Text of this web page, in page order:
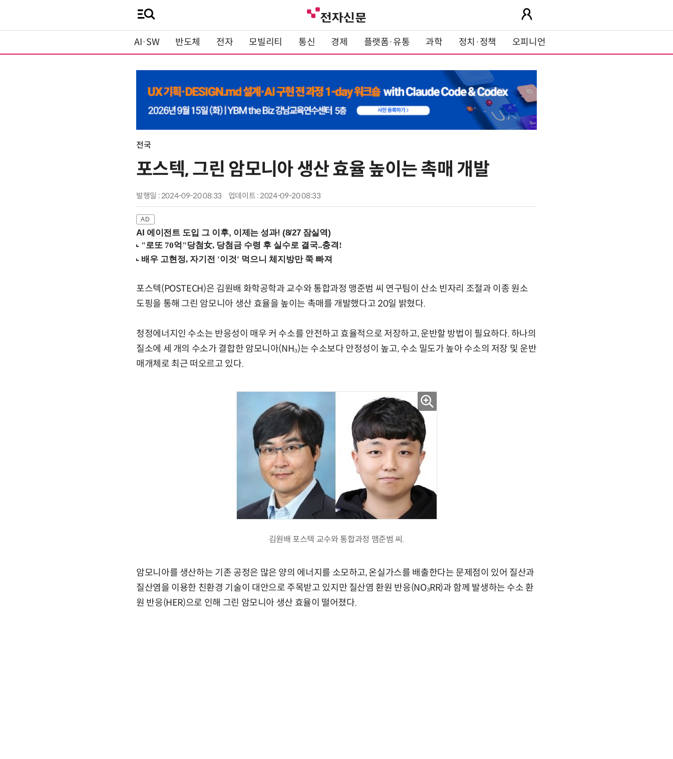
AI·SW 반도체 전자 모빌리티 통신 경제 플랫폼·유통 과학 정치·정책 오피니언
전국
포스텍, 그린 암모니아 생산 효율 높이는 촉매 개발
발행일 : 2024-09-20 08:33 업데이트 : 2024-09-20 08:33
AI 에이전트 도입 그 이후, 이제는 성과! (8/27 잠실역)
포스텍(POSTECH)은 김원배 화학공학과 교수와 통합과정 맹준범 씨 연구팀이 산소 빈자리 조절과 이종 원소
도핑을 통해 그린 암모니아 생산 효율을 높이는 촉매를 개발했다고 20일 밝혔다.
청정에너지인 수소는 반응성이 매우 커 수소를 안전하고 효율적으로 저장하고, 운반할 방법이 필요하다. 하나의
질소에 세 개의 수소가 결합한 암모니아(NH₃)는 수소보다 안정성이 높고, 수소 밀도가 높아 수소의 저장 및 운반
매개체로 최근 떠오르고 있다.
김원배 포스텍 교수와 통합과정 맴준범 씨.
암모니아를 생산하는 기존 공정은 많은 양의 에너지를 소모하고, 온실가스를 배출한다는 문제점이 있어 질산과
질산염을 이용한 친환경 기술이 대안으로 주목받고 있지만 질산염 환원 반응(NO₃RR)과 함께 발생하는 수소 환
원 반응(HER)으로 인해 그린 암모니아 생산 효율이 떨어졌다.